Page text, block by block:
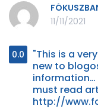
11/11/2021
0.0
"This is a
new to
information…
must read
http://